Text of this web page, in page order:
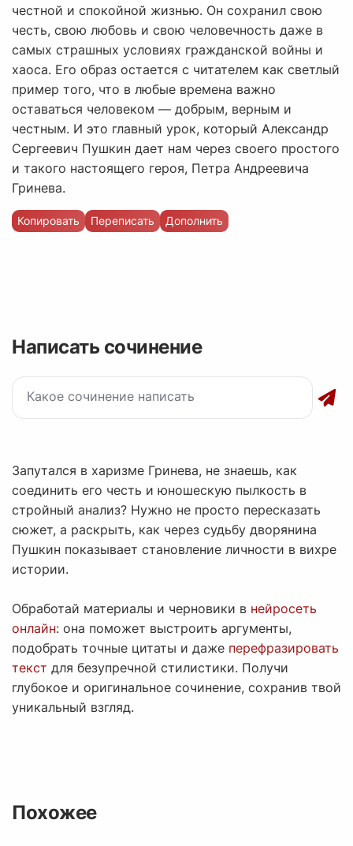
честной и спокойной жизнью. Он сохранил свою
честь, свою любовь и свою человечность даже в
самых страшных условиях гражданской войны и
хаоса. Его образ остается с читателем как светлый
пример того, что в любые времена важно
оставаться человеком — добрым, верным и
честным. И это главный урок, который Александр
Сергеевич Пушкин дает нам через своего простого
и такого настоящего героя, Петра Андреевича
Гринева.
Копировать Переписать Дополнить
Написать сочинение
Запутался в харизме Гринева, не знаешь, как
соединить его честь и юношескую пылкость в
стройный анализ? Нужно не просто пересказать
сюжет, а раскрыть, как через судьбу дворянина
Пушкин показывает становление личности в вихре
истории.
Обработай материалы и черновики в нейросеть
онлайн: она поможет выстроить аргументы,
подобрать точные цитаты и даже перефразировать
текст для безупречной стилистики. Получи
глубокое и оригинальное сочинение, сохранив твой
уникальный взгляд.
Похожее